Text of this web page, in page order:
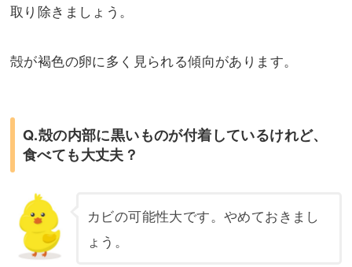
取り除きましょう。
殻が褐色の卵に多く見られる傾向があります。
Q.殻の内部に黒いものが付着しているけれど、
食べても大丈夫？
カビの可能性大です。やめておきまし
ょう。